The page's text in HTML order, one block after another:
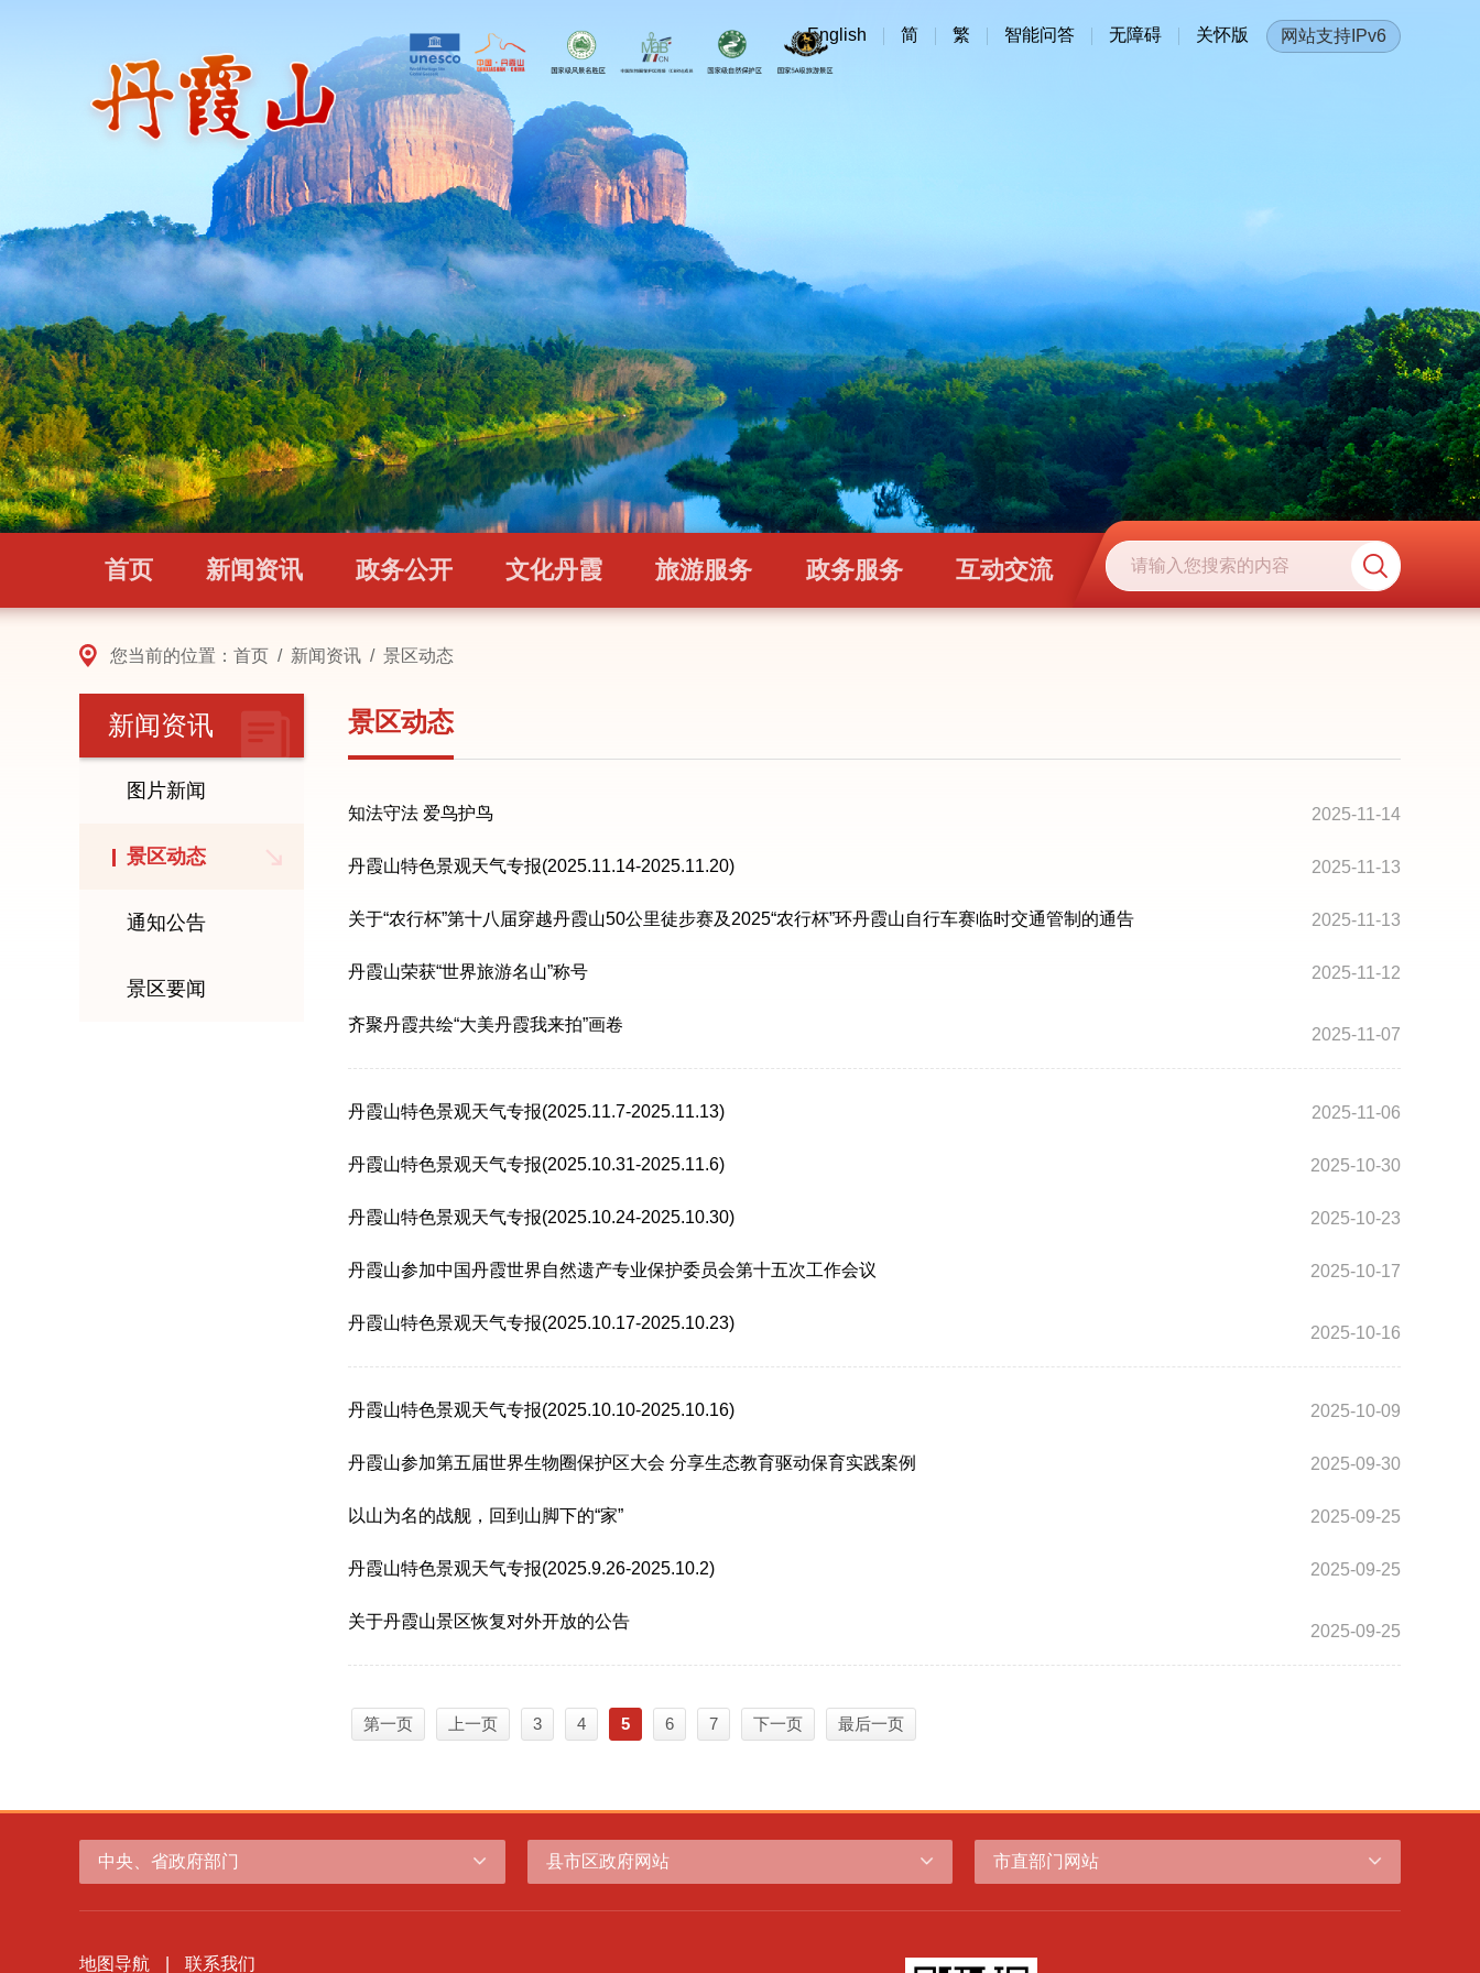
English 简 繁 智能问答 无障碍 关怀版 网站支持IPv6
首页 新闻资讯 政务公开 文化丹霞 旅游服务 政务服务 互动交流
您当前的位置： 首页 / 新闻资讯 / 景区动态
新闻资讯
图片新闻
景区动态
通知公告
景区要闻
景区动态
知法守法 爱鸟护鸟 2025-11-14
丹霞山特色景观天气专报(2025.11.14-2025.11.20) 2025-11-13
关于“农行杯”第十八届穿越丹霞山50公里徒步赛及2025“农行杯”环丹霞山自行车赛临时交通管制的通告 2025-11-13
丹霞山荣获“世界旅游名山”称号 2025-11-12
齐聚丹霞共绘“大美丹霞我来拍”画卷 2025-11-07
丹霞山特色景观天气专报(2025.11.7-2025.11.13) 2025-11-06
丹霞山特色景观天气专报(2025.10.31-2025.11.6) 2025-10-30
丹霞山特色景观天气专报(2025.10.24-2025.10.30) 2025-10-23
丹霞山参加中国丹霞世界自然遗产专业保护委员会第十五次工作会议 2025-10-17
丹霞山特色景观天气专报(2025.10.17-2025.10.23) 2025-10-16
丹霞山特色景观天气专报(2025.10.10-2025.10.16) 2025-10-09
丹霞山参加第五届世界生物圈保护区大会 分享生态教育驱动保育实践案例 2025-09-30
以山为名的战舰，回到山脚下的“家” 2025-09-25
丹霞山特色景观天气专报(2025.9.26-2025.10.2) 2025-09-25
关于丹霞山景区恢复对外开放的公告 2025-09-25
第一页 上一页 3 4 5 6 7 下一页 最后一页
中央、省政府部门 县市区政府网站 市直部门网站
地图导航 联系我们